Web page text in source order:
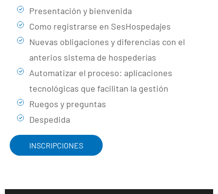
Presentación y bienvenida
Como registrarse en SesHospedajes
Nuevas obligaciones y diferencias con el
anterios sistema de hospederías
Automatizar el proceso: aplicaciones
tecnológicas que facilitan la gestión
Ruegos y preguntas
Despedida
INSCRIPCIONES